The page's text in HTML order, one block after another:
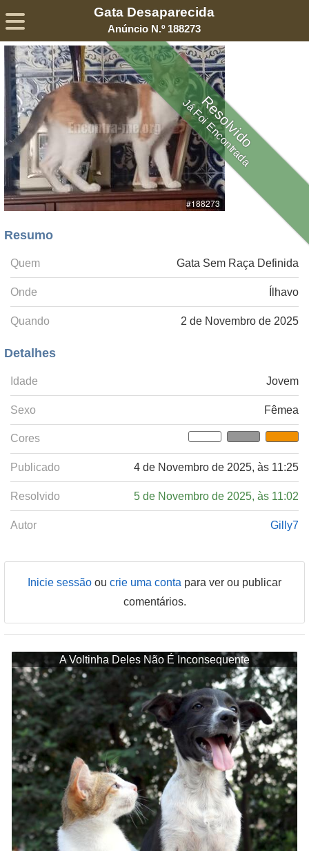
Resolvido
Já Foi Encontrada
Gata Desaparecida
Anúncio N.º 188273
Resumo
Quem Gata Sem Raça Definida
Onde Ílhavo
Quando 2 de Novembro de 2025
Detalhes
Idade Jovem
Sexo Fêmea
Cores
Publicado 4 de Novembro de 2025, às 11:25
Resolvido 5 de Novembro de 2025, às 11:02
Autor Gilly7
Inicie sessão ou crie uma conta para ver ou publicar
comentários.
A Voltinha Deles Não É Inconsequente
Sobre Declaração de Privacidade Termos de Serviço
©2005-2026 Encontra-me® – Todos os Direitos Reservados